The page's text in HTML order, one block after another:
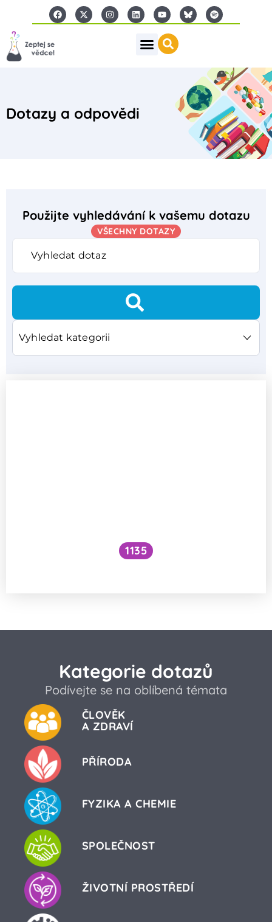
Dotazy a odpovědi
Použijte vyhledávání k vašemu dotazu
VŠECHNY DOTAZY
1135
Kategorie dotazů
Podívejte se na oblíbená témata
ČLOVĚK
A ZDRAVÍ
PŘÍRODA
FYZIKA A CHEMIE
SPOLEČNOST
ŽIVOTNÍ PROSTŘEDÍ